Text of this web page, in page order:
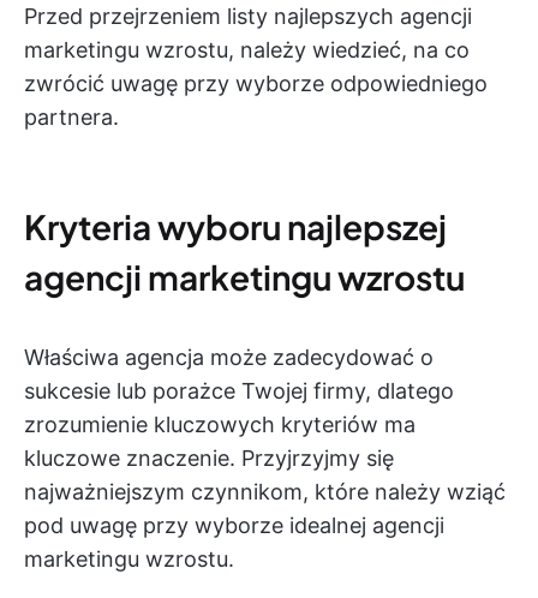
Przed przejrzeniem listy najlepszych agencji
marketingu wzrostu, należy wiedzieć, na co
zwrócić uwagę przy wyborze odpowiedniego
partnera.
Kryteria wyboru najlepszej
agencji marketingu wzrostu
Właściwa agencja może zadecydować o
sukcesie lub porażce Twojej firmy, dlatego
zrozumienie kluczowych kryteriów ma
kluczowe znaczenie. Przyjrzyjmy się
najważniejszym czynnikom, które należy wziąć
pod uwagę przy wyborze idealnej agencji
marketingu wzrostu.